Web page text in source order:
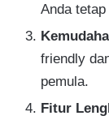
Anda
friendly
pemula.
Fitur